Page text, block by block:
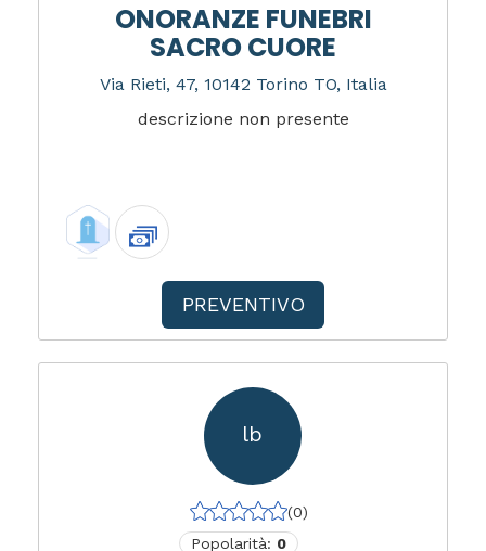
ONORANZE FUNEBRI
SACRO CUORE
Via Rieti, 47, 10142 Torino TO, Italia
descrizione non presente
PREVENTIVO
lb
(0)
Popolarità: 0